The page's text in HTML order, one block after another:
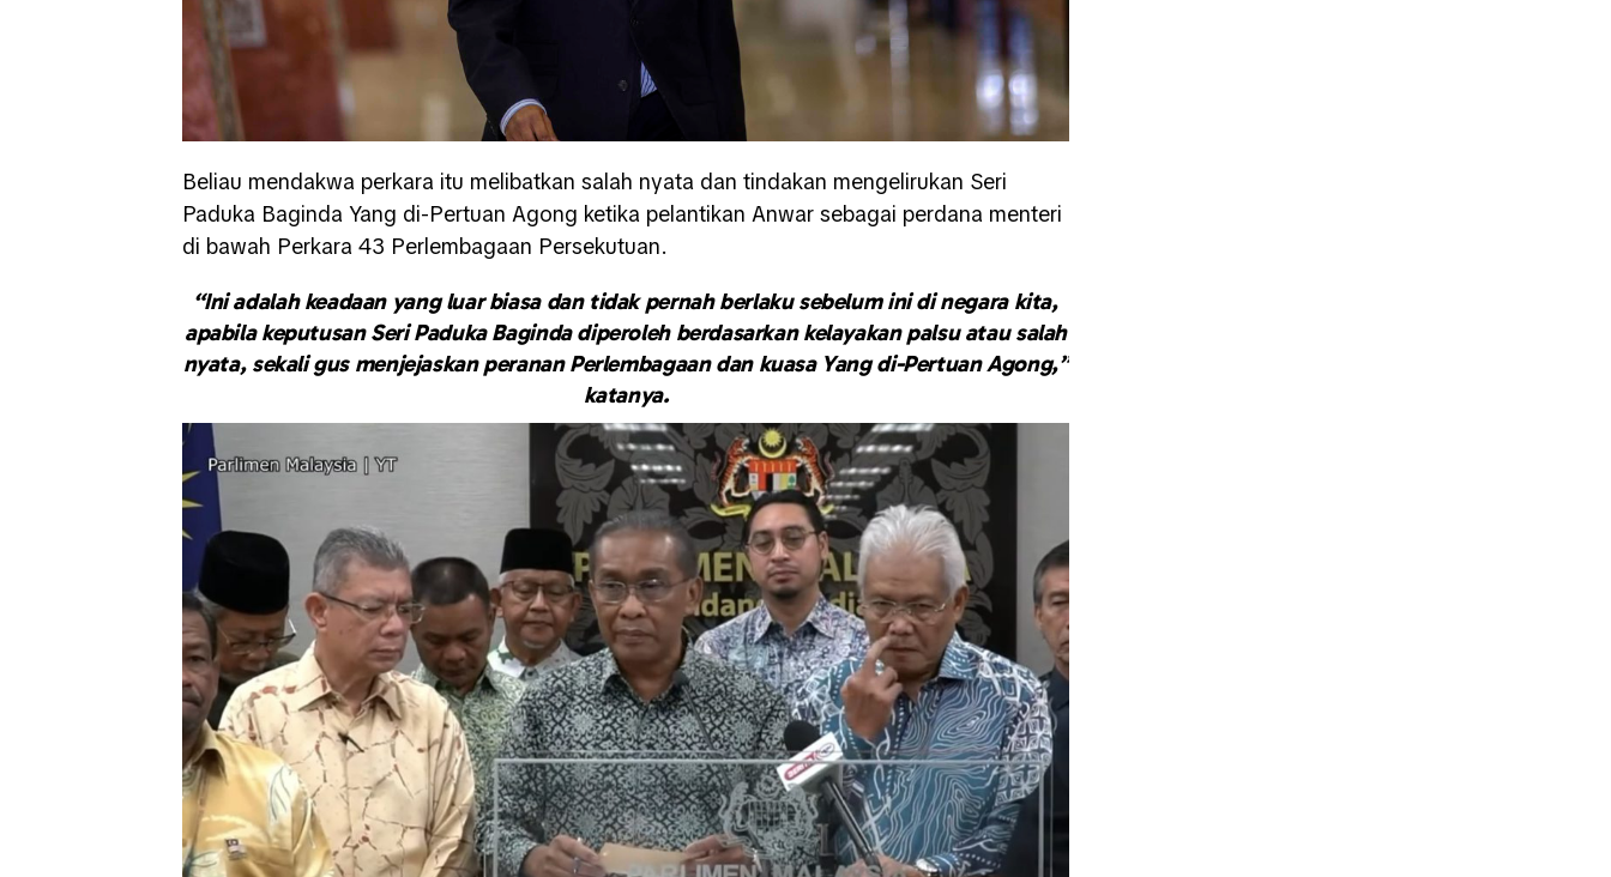
Beliau mendakwa perkara itu melibatkan salah nyata dan tindakan mengelirukan Seri
Paduka Baginda Yang di-Pertuan Agong ketika pelantikan Anwar sebagai perdana menteri
di bawah Perkara 43 Perlembagaan Persekutuan.
“Ini adalah keadaan yang luar biasa dan tidak pernah berlaku sebelum ini di negara kita,
apabila keputusan Seri Paduka Baginda diperoleh berdasarkan kelayakan palsu atau salah
nyata, sekali gus menjejaskan peranan Perlembagaan dan kuasa Yang di-Pertuan Agong,”
katanya.